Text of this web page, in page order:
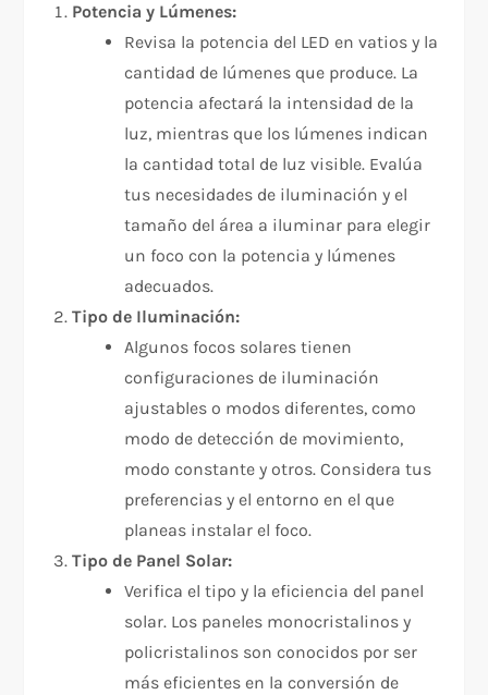
Potencia y Lúmenes:
Revisa la potencia del LED en vatios y la
cantidad de lúmenes que produce. La
potencia afectará la intensidad de la
luz, mientras que los lúmenes indican
la cantidad total de luz visible. Evalúa
tus necesidades de iluminación y el
tamaño del área a iluminar para elegir
un foco con la potencia y lúmenes
adecuados.
Tipo de Iluminación:
Algunos focos solares tienen
configuraciones de iluminación
ajustables o modos diferentes, como
modo de detección de movimiento,
modo constante y otros. Considera tus
preferencias y el entorno en el que
planeas instalar el foco.
Tipo de Panel Solar:
Verifica el tipo y la eficiencia del panel
solar. Los paneles monocristalinos y
policristalinos son conocidos por ser
más eficientes en la conversión de